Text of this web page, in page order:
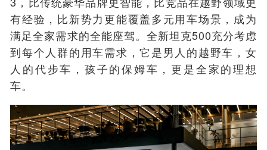
有经验，比新势力更能覆盖多元用车场景，成为
满足全家需求的全能座驾。全新坦克500充分考虑
到每个人群的用车需求，它是男人的越野车，女
人的代步车，孩子的保姆车，更是全家的理想
车。